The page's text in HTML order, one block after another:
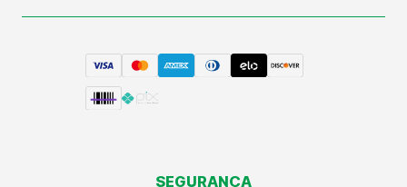
SEGURANÇA